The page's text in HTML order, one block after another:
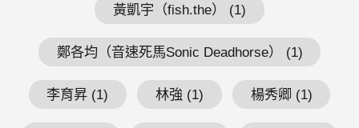
黃凱宇（fish.the） (1)
鄭各均（音速死馬Sonic Deadhorse） (1)
李育昇 (1) 林強 (1) 楊秀卿 (1)